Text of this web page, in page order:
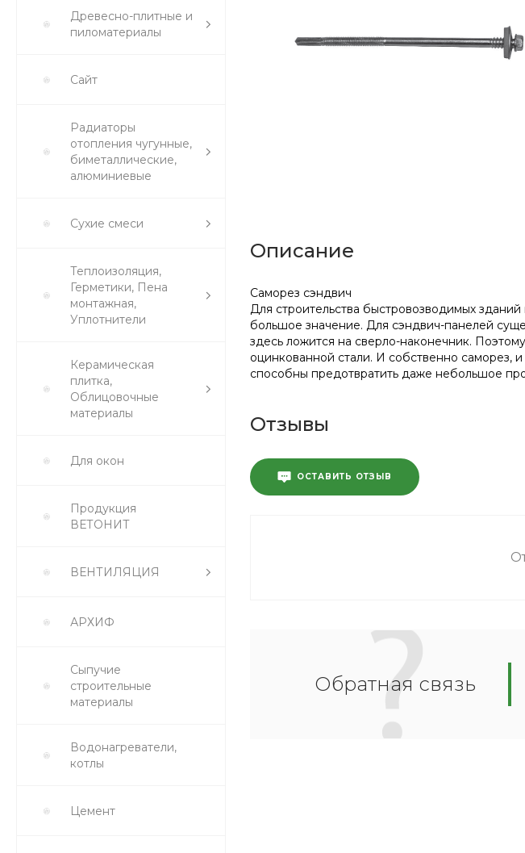
Древесно-плитные и
пиломатериалы
Сайт
Радиаторы
отопления чугунные,
биметаллические,
алюминиевые
Сухие смеси
Теплоизоляция,
Герметики, Пена
монтажная,
Уплотнители
Керамическая
плитка,
Облицовочные
материалы
Для окон
Продукция
ВЕТОНИТ
ВЕНТИЛЯЦИЯ
АРХИФ
Сыпучие
строительные
материалы
Водонагреватели,
котлы
Цемент
Описание
Саморез сэндвич
Для строительства быстровозводимых
большое значение. Для сэндвич-панелей
здесь ложится на сверло-наконечник.
оцинкованной стали. И собственно
способны предотвратить даже небольшое
Отзывы
ОСТАВИТЬ ОТЗЫВ
Обратная связь